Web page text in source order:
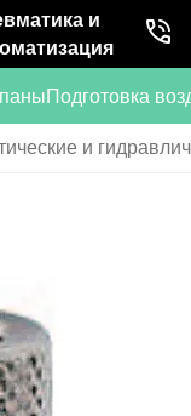
и
Подготовка
и